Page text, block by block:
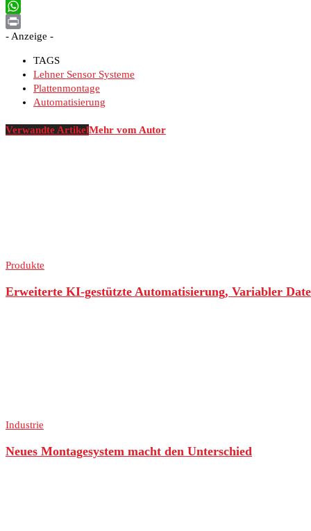
Email
WhatsApp
Print
- Anzeige -
TAGS
Lehner Sensor Systeme
Plattenmontage
Automatisierung
Verwandte ArtikelMehr vom Autor
Produkte
Erweiterte KI-gestützte Automatisierung, Variabler
Industrie
Neues Montagesystem macht den Unterschied